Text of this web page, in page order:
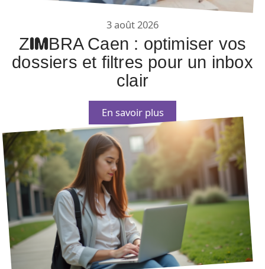
3 août 2026
ZIMBRA Caen : optimiser vos
dossiers et filtres pour un inbox
clair
En savoir plus